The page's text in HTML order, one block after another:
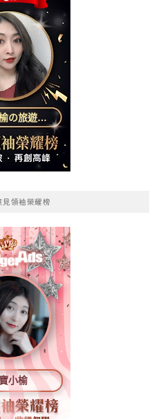
の旅遊日
記
見領袖榮耀榜
小榆